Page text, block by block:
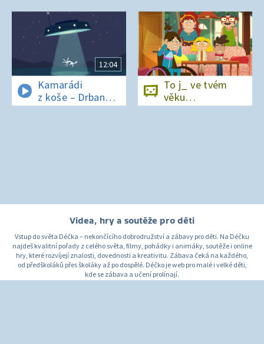
v lese bez
si_nálu?
12:04
Kamarádi
z koše – Drban
a UFO
To j_ ve tvém
věku…
Videa, hry a soutěže pro děti
Vstup do světa Déčka – nekončícího dobrodružství a zábavy pro děti. Na Déčku
najdeš kvalitní pořady z celého světa, filmy, pohádky i animáky, soutěže i online
hry, které rozvíjejí znalosti, dovednosti a kreativitu. Zábava čeká na každého,
od předškoláků přes školáky až po dospělé. Déčko je web pro malé i velké děti,
kde se zábava a učení prolínají.